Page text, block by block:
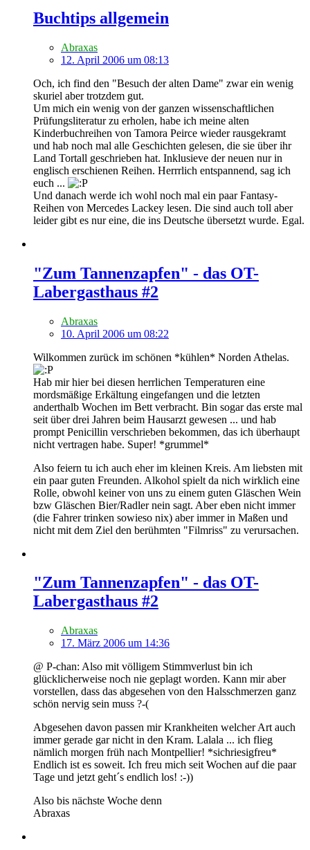
Buchtips allgemein
Abraxas
12. April 2006 um 08:13
Och, ich find den "Besuch der alten Dame" zwar ein wenig
skuriel aber trotzdem gut.
Um mich ein wenig von der ganzen wissenschaftlichen
Prüfungsliteratur zu erholen, habe ich meine alten
Kinderbuchreihen von Tamora Peirce wieder rausgekramt
und hab noch mal alle Geschichten gelesen, die sie über ihr
Land Tortall geschrieben hat. Inklusieve der neuen nur in
englisch erschienen Reihen. Herrrlich entspannend, sag ich
euch ...
Und danach werde ich wohl noch mal ein paar Fantasy-
Reihen von Mercedes Lackey lesen. Die sind auch toll aber
leider gibt es nur eine, die ins Deutsche übersetzt wurde. Egal.
"Zum Tannenzapfen" - das OT-
Labergasthaus #2
Abraxas
10. April 2006 um 08:22
Wilkommen zurück im schönen *kühlen* Norden Athelas.
Hab mir hier bei diesen herrlichen Temperaturen eine
mordsmäßige Erkältung eingefangen und die letzten
anderthalb Wochen im Bett verbracht. Bin sogar das erste mal
seit über drei Jahren beim Hausarzt gewesen ... und hab
prompt Penicillin verschrieben bekommen, das ich überhaupt
nicht vertragen habe. Super! *grummel*
Also feiern tu ich auch eher im kleinen Kreis. Am liebsten mit
ein paar guten Freunden. Alkohol spielt da nich wirklich eine
Rolle, obwohl keiner von uns zu einem guten Gläschen Wein
bzw Gläschen Bier/Radler nein sagt. Aber eben nicht immer
(die Fahrer trinken sowieso nix) aber immer in Maßen und
nicht mit dem Ziel den berühmten "Filmriss" zu verursachen.
"Zum Tannenzapfen" - das OT-
Labergasthaus #2
Abraxas
17. März 2006 um 14:36
@ P-chan: Also mit völligem Stimmverlust bin ich
glücklicherweise noch nie geplagt worden. Kann mir aber
vorstellen, dass das abgesehen von den Halsschmerzen ganz
schön nervig sein muss ?-(
Abgesehen davon passen mir Krankheiten welcher Art auch
immer gerade gar nicht in den Kram. Lalala ... ich flieg
nämlich morgen früh nach Montpellier! *sichriesigfreu*
Endlich ist es soweit. Ich freu mich seit Wochen auf die paar
Tage und jetzt geht´s endlich los! :-))
Also bis nächste Woche denn
Abraxas